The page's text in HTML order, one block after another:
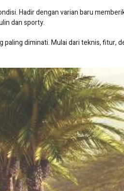
Hadir dengan varian baru
dan sporty.
diminati. Mulai dari teknis, fitur,